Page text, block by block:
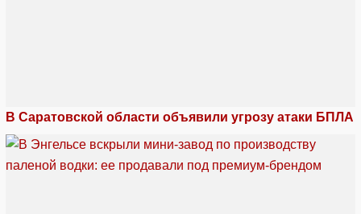
В Саратовской области объявили угрозу атаки БПЛА